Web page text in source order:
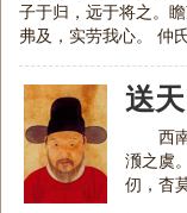
子于归，远于将之。
弗及，实劳我心。 仲
送
西南
滪之虞
仞，杳